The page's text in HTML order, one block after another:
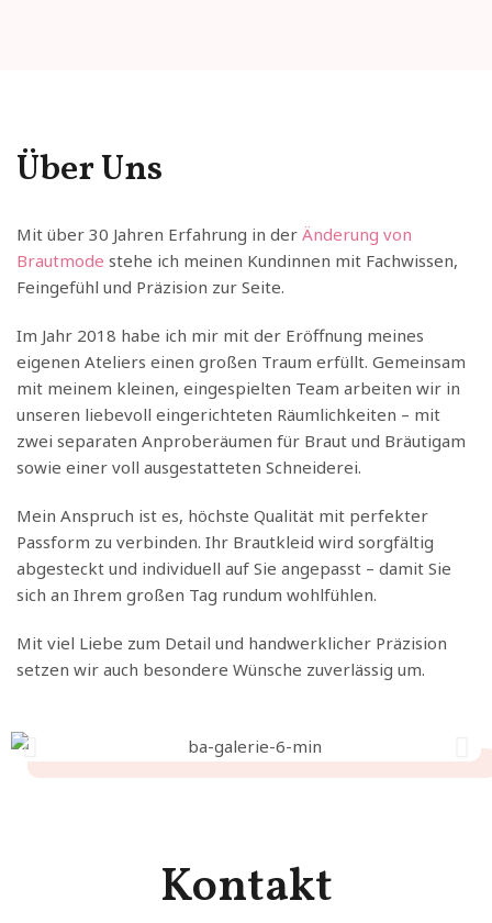
Über Uns
Mit über 30 Jahren Erfahrung in der Änderung von
Brautmode stehe ich meinen Kundinnen mit Fachwissen,
Feingefühl und Präzision zur Seite.
Im Jahr 2018 habe ich mir mit der Eröffnung meines
eigenen Ateliers einen großen Traum erfüllt. Gemeinsam
mit meinem kleinen, eingespielten Team arbeiten wir in
unseren liebevoll eingerichteten Räumlichkeiten – mit
zwei separaten Anproberäumen für Braut und Bräutigam
sowie einer voll ausgestatteten Schneiderei.
Mein Anspruch ist es, höchste Qualität mit perfekter
Passform zu verbinden. Ihr Brautkleid wird sorgfältig
abgesteckt und individuell auf Sie angepasst – damit Sie
sich an Ihrem großen Tag rundum wohlfühlen.
Mit viel Liebe zum Detail und handwerklicher Präzision
setzen wir auch besondere Wünsche zuverlässig um.
Kontakt